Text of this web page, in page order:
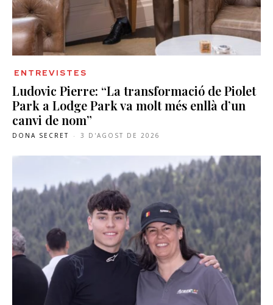
ENTREVISTES
Ludovic Pierre: “La transformació de Piolet
Park a Lodge Park va molt més enllà d’un
canvi de nom”
DONA SECRET - 3 D'AGOST DE 2026